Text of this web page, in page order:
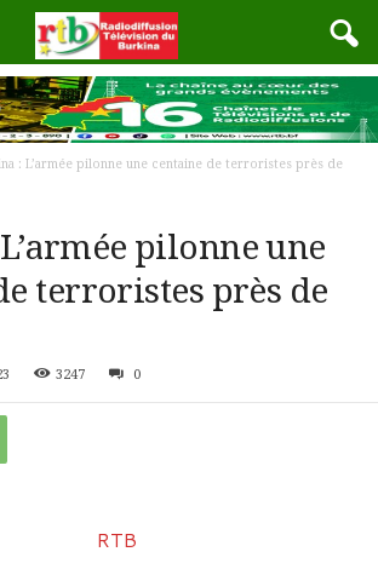
: L’armée pilonne une centaine de terroristes près de
pilonne une
terroristes près de
3247 0